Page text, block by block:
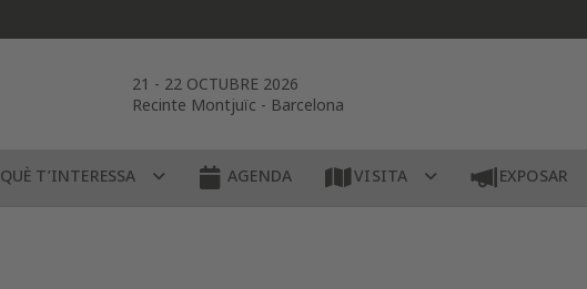
21 - 22 OCTUBRE 2026
Recinte Montjuïc - Barcelona
QUÈ T’INTERESSA AGENDA VISITA EXPOSAR